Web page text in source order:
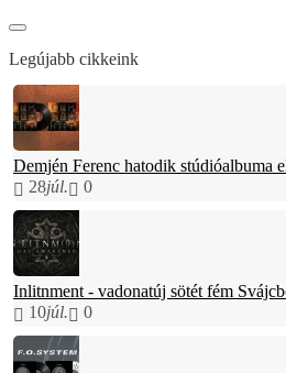
Legújabb cikkeink
Demjén Ferenc hatodik stúdióalbuma
28júl. 0
Inlitnment - vadonatúj sötét fém
10júl. 0